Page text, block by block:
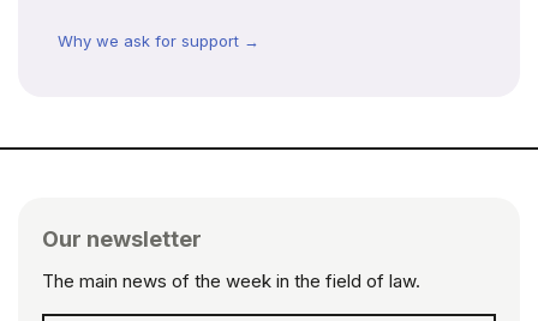
Why we ask for support →
Our newsletter
The main news of the week in the field of law.